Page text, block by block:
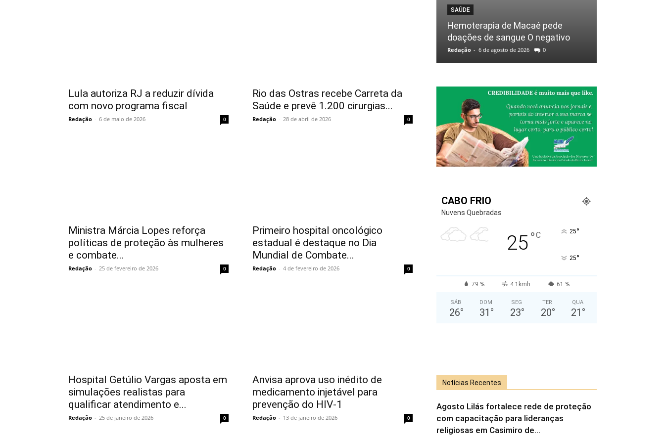
Lula autoriza RJ a reduzir dívida
com novo programa fiscal
Redação - 6 de maio de 2026 0
Rio das Ostras recebe Carreta da
Saúde e prevê 1.200 cirurgias...
Redação - 28 de abril de 2026 0
Ministra Márcia Lopes reforça
políticas de proteção às mulheres
e combate...
Redação - 25 de fevereiro de 2026 0
Primeiro hospital oncológico
estadual é destaque no Dia
Mundial de Combate...
Redação - 4 de fevereiro de 2026 0
Hospital Getúlio Vargas aposta em
simulações realistas para
qualificar atendimento e...
Redação - 25 de janeiro de 2026 0
Anvisa aprova uso inédito de
medicamento injetável para
prevenção do HIV-1
Redação - 13 de janeiro de 2026 0
SAÚDE
Hemoterapia de Macaé pede
doações de sangue O negativo
Redação - 6 de agosto de 2026 0
CABO FRIO
Nuvens Quebradas
25°C 25°
25°
79 % 4.1kmh 61 %
SÁB
26°
DOM
31 °
SEG
23°
TER
20°
QUA
21 °
Notícias Recentes
Agosto Lilás fortalece rede de proteção
com capacitação para lideranças
religiosas em Casimiro de...